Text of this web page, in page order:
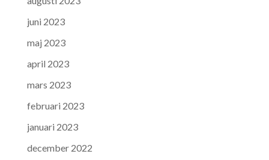
juni 2023
maj 2023
april 2023
mars 2023
februari 2023
januari 2023
december 2022